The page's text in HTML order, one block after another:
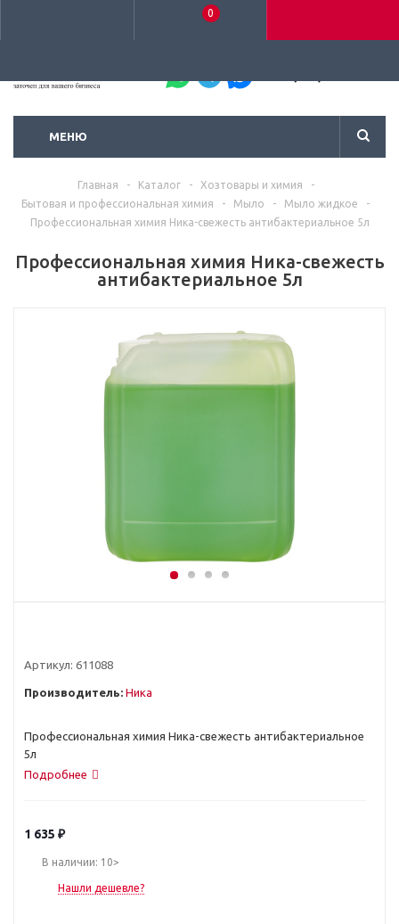
0
МЕНЮ
Главная - Каталог - Хозтовары и химия
-
Бытовая и профессиональная химия
- Мыло - Мыло жидкое
-
Профессиональная химия Ника-свежесть антибактериальное 5л
Профессиональная химия Ника-свежесть
антибактериальное 5л
Артикул: 611088
Производитель: Ника
Профессиональная химия Ника-свежесть антибактериальное
5л
Подробнее
1 635 ₽
В наличии: 10>
Нашли дешевле?